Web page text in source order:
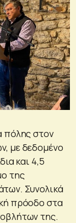
πόλης στον
με δεδομένο
και 4,5
της
Συνολικά
πρόοδο στα
της.